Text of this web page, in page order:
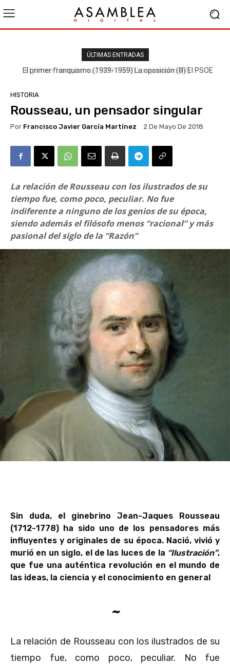
ÚLTIMAS ENTRADAS
El primer franquismo (1939-1959) La oposición (III) El PSOE
HISTORIA
Rousseau, un pensador singular
Por Francisco Javier García Martínez 2 De Mayo De 2018
La relación de Rousseau con los ilustrados de su
tiempo fue, como poco, peculiar. No fue
indiferente a ninguno de los genios de su época,
siendo además el filósofo menos “racional” y más
pasional del siglo de la “Razón”
Sin duda, el ginebrino Jean-Jaques Rousseau
(1712-1778) ha sido uno de los pensadores más
influyentes y originales de su época. Nació, vivió y
murió en un siglo, el de las luces de la “Ilustración”,
que fue una auténtica revolución en el mundo de
las ideas, la ciencia y el conocimiento en general
~
La relación de Rousseau con los ilustrados de su
tiempo fue, como poco, peculiar. No fue